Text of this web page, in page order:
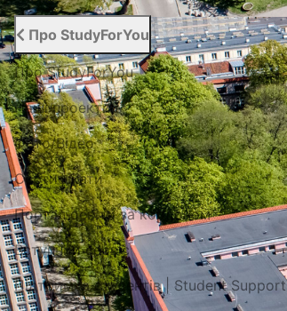
Про StudyForYou
Про StudyForYou
Наші проекти
Фото/Відео
Сертифікати
Портал освіти за кордоном
Вступний сервіс
Підтримка студентів | Student Support